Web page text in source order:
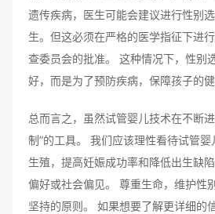
遗传疾病，医生可能会建议进行性别
生。但这必须在严格的医学指征下进
查委员会的批准。 这种情况下，性别
好，而是为了预防疾病，保障孩子的健
总而言之，虽然试管婴儿技术在不断
制”的工具。 我们应该理性看待试管
生殖，提高妊娠成功率和降低出生缺
偏好或社会偏见。 尊重生命，维护性
坚持的原则。 如果想要了解更详细的